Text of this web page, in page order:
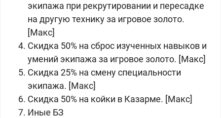
экипажа при рекрутировании и пересадке
на другую технику за игровое золото.
[Макс]
Скидка 50% на сброс изученных навыков и
умений экипажа за игровое золото. [Макс]
Скидка 25% на смену специальности
экипажа. [Макс]
Скидка 50% на койки в Казарме. [Макс]
Иные БЗ